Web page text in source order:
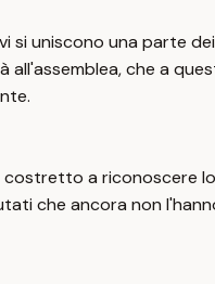
si uniscono una parte
all'assemblea, che a
costretto a riconoscere
che ancora non